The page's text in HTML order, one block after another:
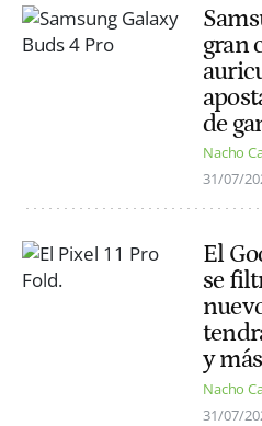
gran
de
Nacho
31/07/
El
se
y
Nacho
31/07/